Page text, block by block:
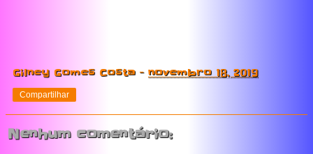
Gilney Gomes Costa - novembro 18, 2019
Compartilhar
Nenhum comentário: